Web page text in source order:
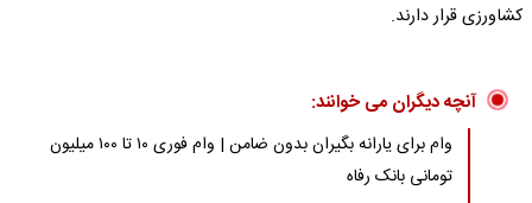
کشاورزی قرار دارند.
آنچه دیگران می خوانند:
وام برای یارانه بگیران بدون ضامن | وام فوری ۱۰ تا ۱۰۰ میلیون
تومانی بانک رفاه